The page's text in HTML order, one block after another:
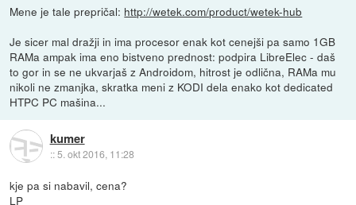
Mene je tale prepričal: http://wetek.com/product/wetek-hub
Je sicer mal dražji in ima procesor enak kot cenejši pa samo 1GB
RAMa ampak ima eno bistveno prednost: podpira LibreElec - daš
to gor in se ne ukvarjaš z Androidom, hitrost je odlična, RAMa mu
nikoli ne zmanjka, skratka meni z KODI dela enako kot dedicated
HTPC PC mašina...
kumer
::5. okt 2016, 11:28
kje pa si nabavil, cena?
LP